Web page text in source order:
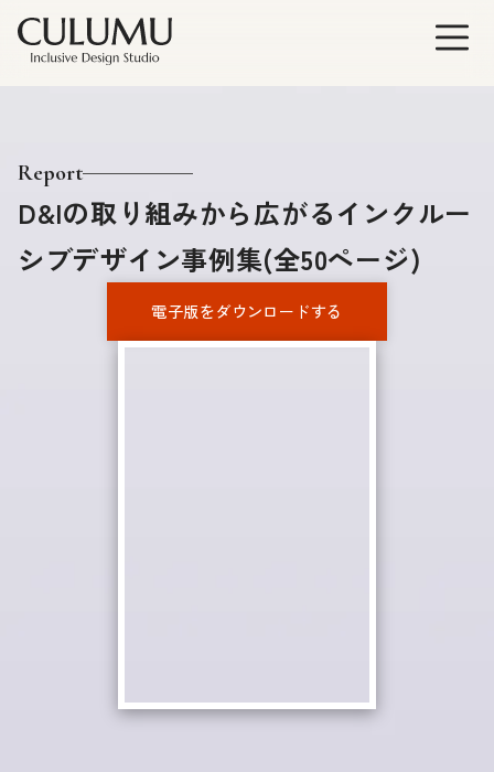
D&Iの取り組みから広がるインクルー
シブデザイン事例集(全50ページ)
Report
電子版をダウンロードする